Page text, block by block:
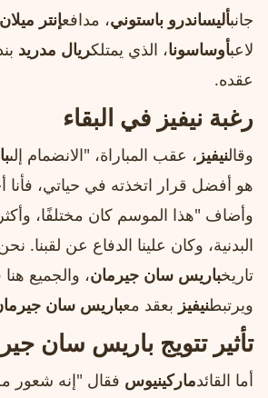
جانبأليساندرو باستوني، مدافعإنتر ميلان
لاعبأوساسونا، الذي يمتلكريال مدريد
عقده.
رغبة نيفيز في البقاء
وقالنيفيز ، عقب المباراة، "الانضمام إلى
هو أفضل قرار اتخذته في حياتي،
وأضاف "هذا الموسم كان مختلفًا،
البدنية، وكان علينا الدفاع عن لقبنا.
تاريخباريس سان جيرمان، والجميع
ويرتبطنيفيز بعقد معباريس سان
تأثير تتويج باريس سان
أما القائدماركينيوس فقال "إنه شعور